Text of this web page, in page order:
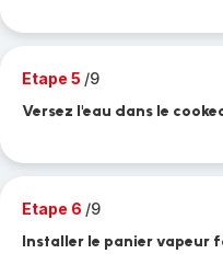
Etape 5 /9
Versez l'eau dans le
Etape 6 /9
Installer le panier vapeur